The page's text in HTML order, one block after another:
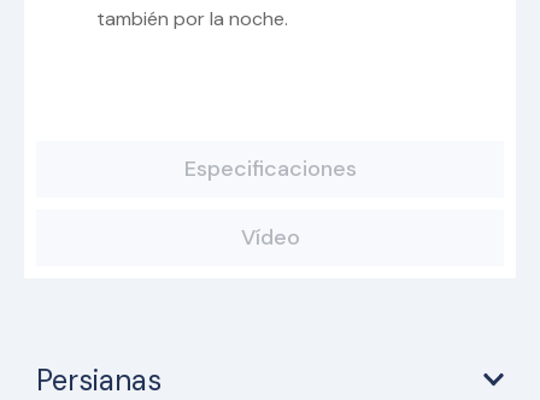
Especificaciones
Vídeo
también por la noche.
Persianas